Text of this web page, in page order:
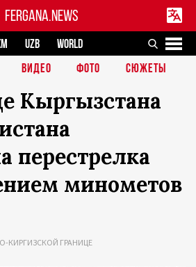
FERGANA.NEWS
UZB
WORLD
ВИДЕО ФОТО СЮЖЕТЫ
Кыргызстана
перестрелка
минометов
КИРГИЗСКОЙ ГРАНИЦЕ